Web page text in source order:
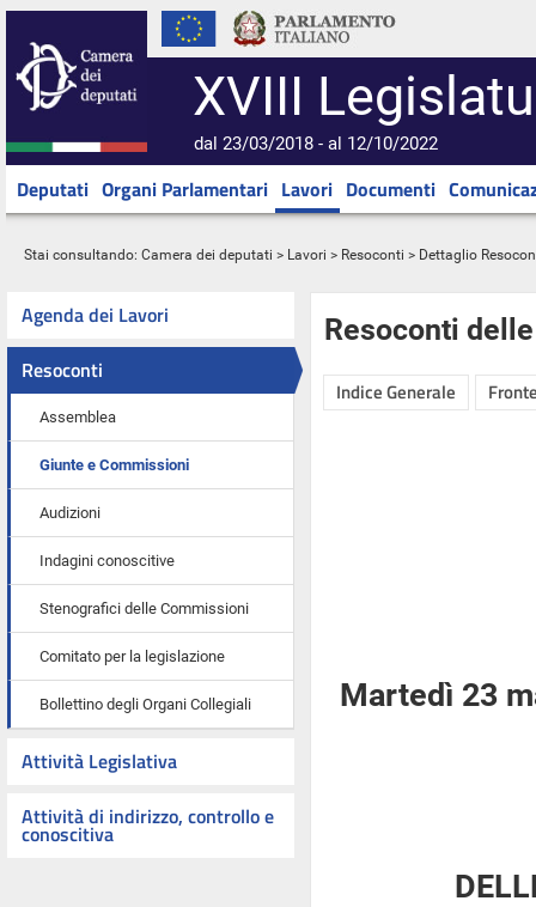
XVIII
dal 23/03/2018 - al 12/10/2022
Deputati Organi Parlamentari Lavori Documenti
Stai consultando: Camera dei deputati > Lavori > Resoconti > Dettaglio
Agenda dei Lavori
Resoconti
Assemblea
Giunte e Commissioni
Audizioni
Indagini conoscitive
Stenografici delle Commissioni
Comitato per la legislazione
Bollettino degli Organi Collegiali
Attività Legislativa
Attività di indirizzo, controllo e
conoscitiva
Resoconti
Indice Generale
Martedì 23